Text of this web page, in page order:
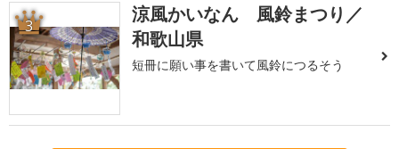
3
涼風かいなん 風鈴まつり／
和歌山県
短冊に願い事を書いて風鈴につるそう